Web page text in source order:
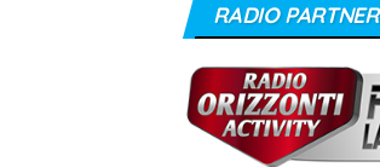
RADIO PARTNER